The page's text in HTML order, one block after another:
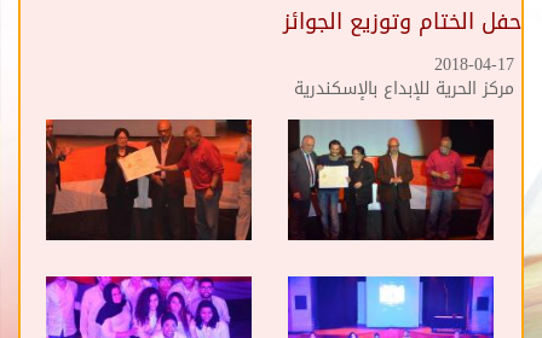
حفل الختام وتوزيع الجوائز
2018-04-17
مركز الحرية للإبداع بالإسكندرية